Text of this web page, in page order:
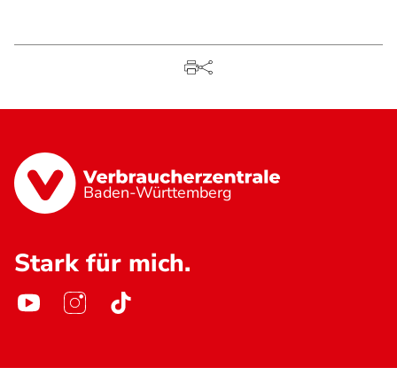
Baden-Württemberg
Stark für mich.